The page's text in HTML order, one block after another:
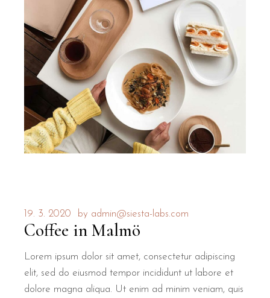
19. 3. 2020 by admin@siesta-labs.com
Coffee in Malmö
Lorem ipsum dolor sit amet, consectetur adipiscing
elit, sed do eiusmod tempor incididunt ut labore et
dolore magna aliqua. Ut enim ad minim veniam, quis